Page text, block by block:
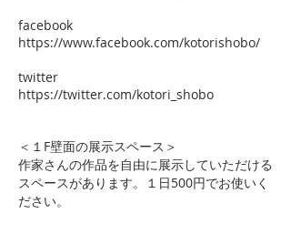
facebook
https://www.facebook.com/kotorishobo/
twitter
https://twitter.com/kotori_shobo
＜１F壁面の展示スペース＞
作家さんの作品を自由に展示していただける
スペースがあります。１日500円でお使いく
ださい。